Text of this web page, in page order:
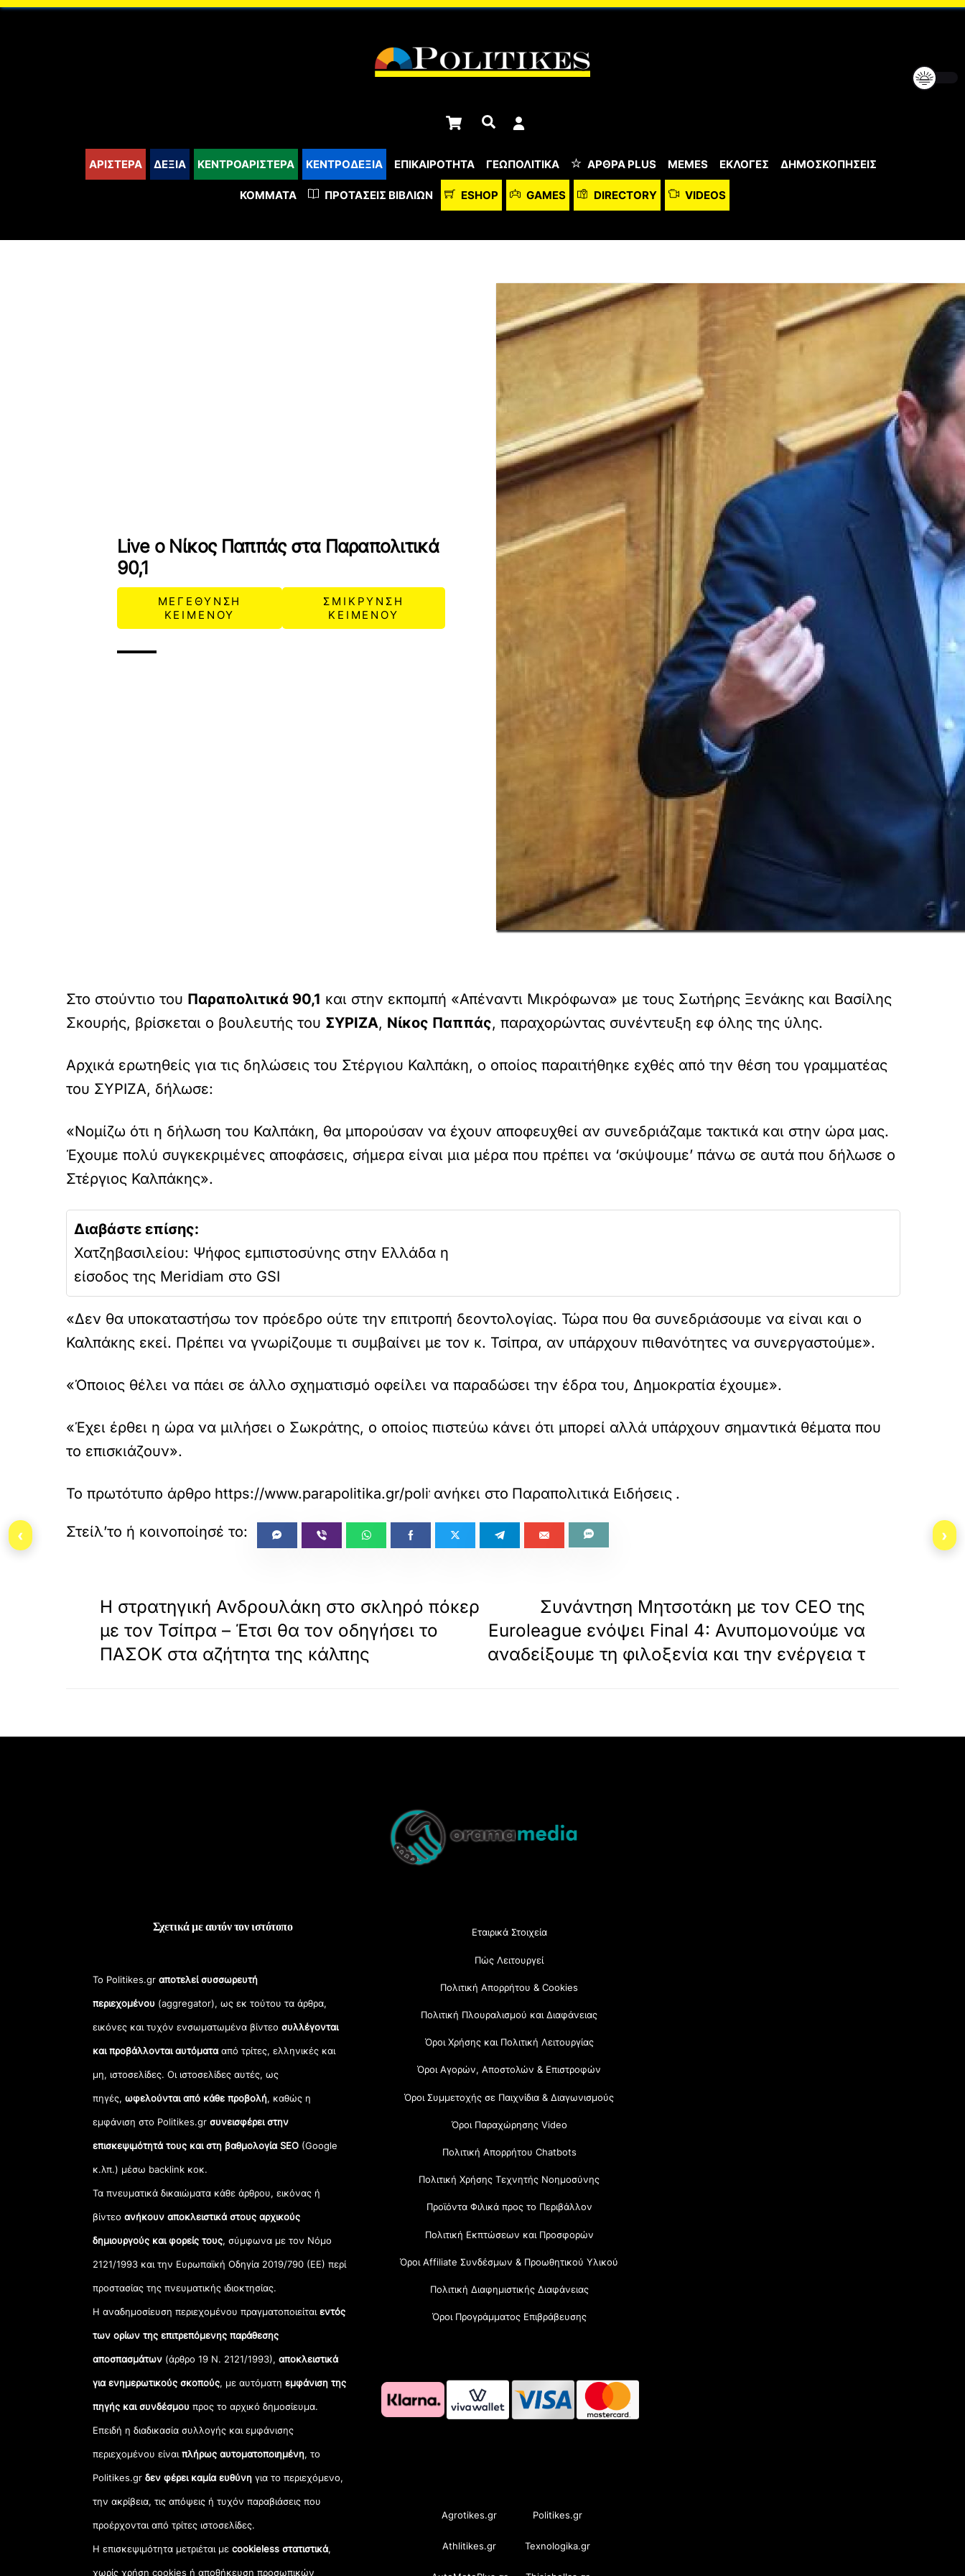
content
Cart Αναζήτηση
ΑΡΙΣΤΕΡΑ ΔΕΞΙΑ ΚΕΝΤΡΟΑΡΙΣΤΕΡΑ ΚΕΝΤΡΟΔΕΞΙΑ ΕΠΙΚΑΙΡΟΤΗΤΑ ΓΕΩΠΟΛΙΤΙΚΑ ΆΡΘΡΑ PLUS MEMES ΕΚΛΟΓΕΣ ΔΗΜΟΣΚΟΠΗΣΕΙΣ
ΚΌΜΜΑΤΑ ΠΡΟΤΆΣΕΙΣ ΒΙΒΛΊΩΝ ESHOP GAMES DIRECTORY VIDEOS
Live ο Νίκος Παππάς στα Παραπολιτικά
90,1
ΜΕΓΕΘΥΝΣΗ
ΚΕΙΜΕΝΟΥ
ΣΜΙΚΡΥΝΣΗ
ΚΕΙΜΕΝΟΥ
Στο στούντιο του Παραπολιτικά 90,1 και στην εκπομπή «Απέναντι Μικρόφωνα» με τους Σωτήρης Ξενάκης και Βασίλης
Σκουρής, βρίσκεται ο βουλευτής του ΣΥΡΙΖΑ, Νίκος Παππάς, παραχορώντας συνέντευξη εφ όλης της ύλης.
Αρχικά ερωτηθείς για τις δηλώσεις του Στέργιου Καλπάκη, ο οποίος παραιτήθηκε εχθές από την θέση του γραμματέας
του ΣΥΡΙΖΑ, δήλωσε:
«Νομίζω ότι η δήλωση του Καλπάκη, θα μπορούσαν να έχουν αποφευχθεί αν συνεδριάζαμε τακτικά και στην ώρα μας.
Έχουμε πολύ συγκεκριμένες αποφάσεις, σήμερα είναι μια μέρα που πρέπει να ‘σκύψουμε’ πάνω σε αυτά που δήλωσε ο
Στέργιος Καλπάκης».
Διαβάστε επίσης:
Χατζηβασιλείου: Ψήφος εμπιστοσύνης στην Ελλάδα η
είσοδος της Meridiam στο GSI
«Δεν θα υποκαταστήσω τον πρόεδρο ούτε την επιτροπή δεοντολογίας. Τώρα που θα συνεδριάσουμε να είναι και ο
Καλπάκης εκεί. Πρέπει να γνωρίζουμε τι συμβαίνει με τον κ. Τσίπρα, αν υπάρχουν πιθανότητες να συνεργαστούμε».
«Όποιος θέλει να πάει σε άλλο σχηματισμό οφείλει να παραδώσει την έδρα του, Δημοκρατία έχουμε».
«Έχει έρθει η ώρα να μιλήσει ο Σωκράτης, ο οποίος πιστεύω κάνει ότι μπορεί αλλά υπάρχουν σημαντικά θέματα που
το επισκιάζουν».
Το πρωτότυπο άρθρο https://www.parapolitika.gr/politiki/article/1730672/live-o-nikos-pappas-sta-parapolitika-901/
ανήκει στο Παραπολιτικά Ειδήσεις .
Η στρατηγική Ανδρουλάκη στο σκληρό πόκερ
με τον Τσίπρα – Έτσι θα τον οδηγήσει το
ΠΑΣΟΚ στα αζήτητα της κάλπης
Συνάντηση Μητσοτάκη με τον CEO της
Euroleague ενόψει Final 4: Ανυπομονούμε να
αναδείξουμε τη φιλοξενία και την ενέργεια τ
Top
Σχετικά με αυτόν τον ιστότοπο
Το Politikes.grαποτελεί συσσωρευτή
περιεχομένου (aggregator), ως εκ τούτου τα άρθρα,
εικόνες και τυχόν ενσωματωμένα βίντεοσυλλέγονται
και προβάλλονται αυτόματααπό τρίτες, ελληνικές και
μη, ιστοσελίδες. Οι ιστοσελίδες αυτές, ως
πηγές,ωφελούνται από κάθε προβολή, καθώς η
εμφάνιση στο Politikes.gr συνεισφέρει στην
επισκεψιμότητά τους και στη βαθμολογία SEO (Google
κ.λπ.) μέσω backlink κοκ.
Τα πνευματικά δικαιώματα κάθε άρθρου, εικόνας ή
βίντεοανήκουν αποκλειστικά στους αρχικούς
δημιουργούς και φορείς τους, σύμφωνα με τον Νόμο
2121/1993 και την Ευρωπαϊκή Οδηγία 2019/790 (ΕΕ) περί
προστασίας της πνευματικής ιδιοκτησίας.
Η αναδημοσίευση περιεχομένου πραγματοποιείταιεντός
των ορίων της επιτρεπόμενης παράθεσης
αποσπασμάτων (άρθρο 19 Ν. 2121/1993), αποκλειστικά
για ενημερωτικούς σκοπούς, με αυτόματηεμφάνιση της
πηγής και συνδέσμου προς το αρχικό δημοσίευμα.
Επειδή η διαδικασία συλλογής και εμφάνισης
περιεχομένου είναιπλήρως αυτοματοποιημένη, το
Politikes.grδεν φέρει καμία ευθύνη για το περιεχόμενο,
την ακρίβεια, τις απόψεις ή τυχόν παραβιάσεις που
προέρχονται από τρίτες ιστοσελίδες.
Η επισκεψιμότητα μετριέται μεcookieless στατιστικά,
χωρίς χρήση cookies ή αποθήκευση προσωπικών
Εταιρικά Στοιχεία
Πώς Λειτουργεί
Πολιτική Απορρήτου & Cookies
Πολιτική Πλουραλισμού και Διαφάνειας
Όροι Χρήσης και Πολιτική Λειτουργίας
Όροι Αγορών, Αποστολών & Επιστροφών
Όροι Συμμετοχής σε Παιχνίδια & Διαγωνισμούς
Όροι Παραχώρησης Video
Πολιτική Απορρήτου Chatbots
Πολιτική Χρήσης Τεχνητής Νοημοσύνης
Προϊόντα Φιλικά προς το Περιβάλλον
Πολιτική Εκπτώσεων και Προσφορών
Όροι Affiliate Συνδέσμων & Προωθητικού Υλικού
Πολιτική Διαφημιστικής Διαφάνειας
Όροι Προγράμματος Επιβράβευσης
Agrotikes.gr Politikes.gr
Athlitikes.gr Texnologika.gr
‹ ›